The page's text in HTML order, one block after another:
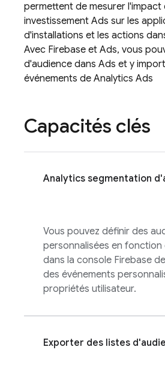
permettent de mesurer l'impact
investissement Ads sur les
d'installations et les actions
Avec Firebase et Ads, vous
d'audience dans Ads et y
événements de Analytics Ads
Capacités clés
Analytics segmentation
Vous pouvez définir des
personnalisées en fonction
dans la console Firebase
des événements
propriétés utilisateur.
Exporter des listes